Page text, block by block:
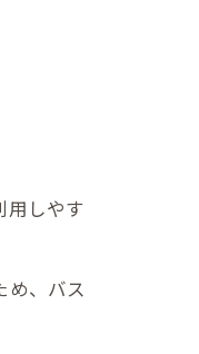
用しやす
め、バス